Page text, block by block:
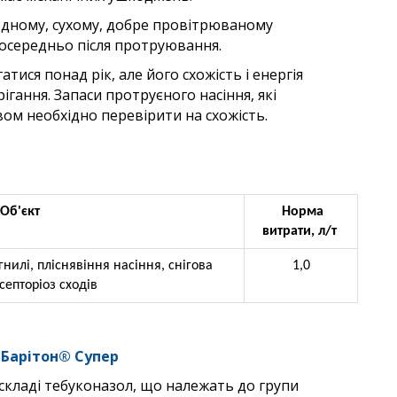
сухому, добре провітрюваному
після протруювання.
понад рік, але його схожість і енергія
Запаси протруєного насіння, які
необхідно перевірити на схожість.
Норма
витрати, л/т
пліснявіння насіння, снігова
сходів
1,0
Супер
тебуконазол, що належать до групи